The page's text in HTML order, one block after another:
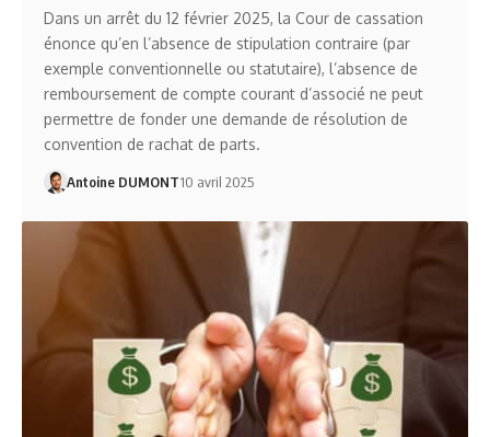
Dans un arrêt du 12 février 2025, la Cour de cassation
énonce qu’en l’absence de stipulation contraire (par
exemple conventionnelle ou statutaire), l’absence de
remboursement de compte courant d’associé ne peut
permettre de fonder une demande de résolution de
convention de rachat de parts.
Antoine DUMONT10 avril 2025